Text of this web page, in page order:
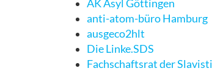
AK Asyl Göttingen
anti-atom-büro Hamburg
ausgeco2hlt
Die Linke.SDS
Fachschaftsrat der